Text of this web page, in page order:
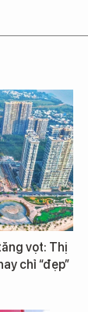
vọt: Thị
chỉ “đẹp”